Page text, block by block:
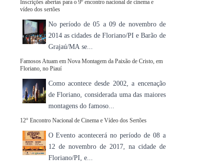
Inscrições abertas para o 9º encontro nacional de cinema e
vídeo dos sertões
No período de 05 a 09 de novembro de
2014 as cidades de Floriano/PI e Barão de
Grajaú/MA se...
Famosos Atuam em Nova Montagem da Paixão de Cristo, em
Floriano, no Piauí
Como acontece desde 2002, a encenação
de Floriano, considerada uma das maiores
montagens do famoso...
12° Encontro Nacional de Cinema e Vídeo dos Sertões
O Evento acontecerá no período de 08 a
12 de novembro de 2017, na cidade de
Floriano/PI, e...